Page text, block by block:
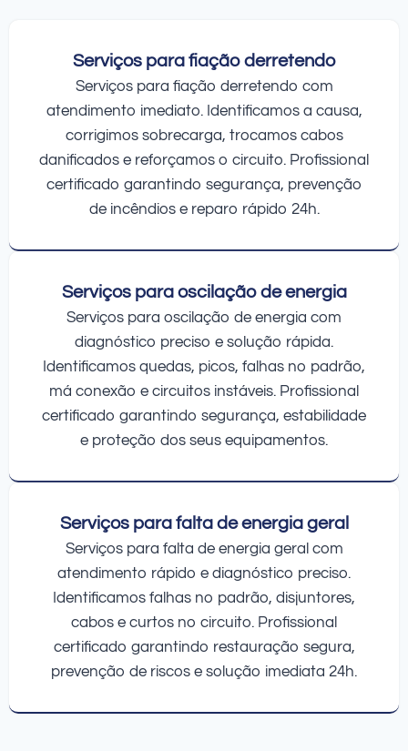
Serviços para fiação derretendo
Serviços para fiação derretendo com
atendimento imediato. Identificamos a causa,
corrigimos sobrecarga, trocamos cabos
danificados e reforçamos o circuito. Profissional
certificado garantindo segurança, prevenção
de incêndios e reparo rápido 24h.
Serviços para oscilação de energia
Serviços para oscilação de energia com
diagnóstico preciso e solução rápida.
Identificamos quedas, picos, falhas no padrão,
má conexão e circuitos instáveis. Profissional
certificado garantindo segurança, estabilidade
e proteção dos seus equipamentos.
Serviços para falta de energia geral
Serviços para falta de energia geral com
atendimento rápido e diagnóstico preciso.
Identificamos falhas no padrão, disjuntores,
cabos e curtos no circuito. Profissional
certificado garantindo restauração segura,
prevenção de riscos e solução imediata 24h.